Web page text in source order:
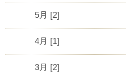
5月 [2]
4月 [1]
3月 [2]